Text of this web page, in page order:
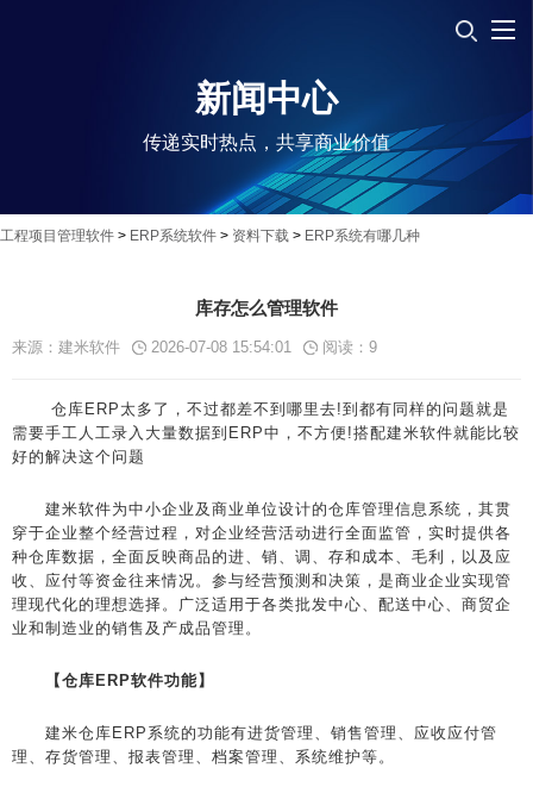
新闻中心
传递实时热点，共享商业价值
工程项目管理软件 > ERP系统软件 > 资料下载 > ERP系统有哪几种
库存怎么管理软件
来源：建米软件 2026-07-08 15:54:01 阅读： 9
仓库ERP太多了，不过都差不到哪里去!到都有同样的问题就是
需要手工人工录入大量数据到ERP中，不方便!搭配建米软件就能比较
好的解决这个问题
建米软件为中小企业及商业单位设计的仓库管理信息系统，其贯
穿于企业整个经营过程，对企业经营活动进行全面监管，实时提供各
种仓库数据，全面反映商品的进、销、调、存和成本、毛利，以及应
收、应付等资金往来情况。参与经营预测和决策，是商业企业实现管
理现代化的理想选择。广泛适用于各类批发中心、配送中心、商贸企
业和制造业的销售及产成品管理。
【仓库ERP软件功能】
建米仓库ERP系统的功能有进货管理、销售管理、应收应付管
理、存货管理、报表管理、档案管理、系统维护等。